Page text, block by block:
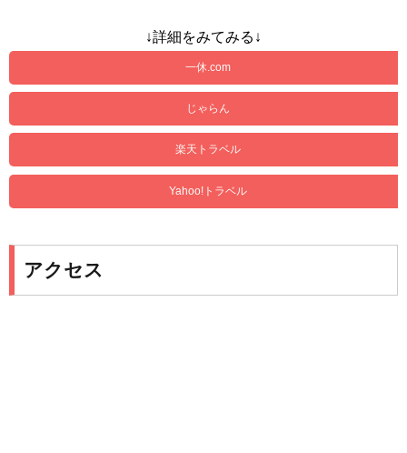
↓詳細をみてみる↓
一休.com
じゃらん
楽天トラベル
Yahoo!トラベル
アクセス